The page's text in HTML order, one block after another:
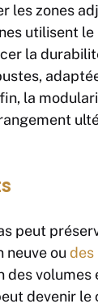
les zones
utilisent
la
la
peut
neuve ou des
des
devenir